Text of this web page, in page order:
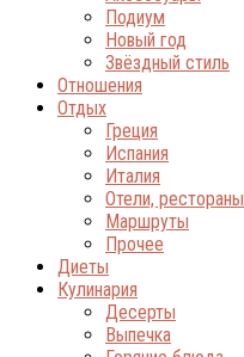
Подиум
Новый год
Звёздный стиль
Отношения
Отдых
Греция
Испания
Италия
Отели, рестораны
Маршруты
Прочее
Диеты
Кулинария
Десерты
Выпечка